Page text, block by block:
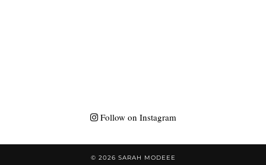
Follow on Instagram
© 2026 SARAH MODEEE